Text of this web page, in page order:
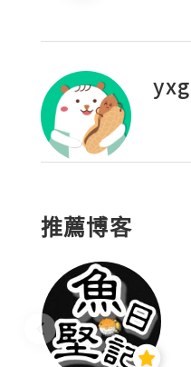
推薦博客